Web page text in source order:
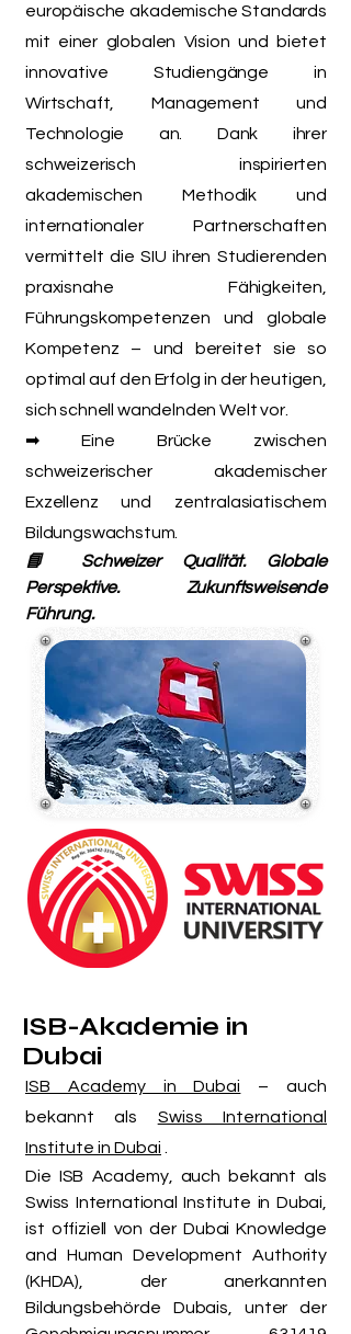
europäische akademische Standards
mit einer globalen Vision und bietet
innovative Studiengänge in
Wirtschaft, Management und
Technologie an. Dank ihrer
schweizerisch inspirierten
akademischen Methodik und
internationaler Partnerschaften
vermittelt die SIU ihren Studierenden
praxisnahe Fähigkeiten,
Führungskompetenzen und globale
Kompetenz – und bereitet sie so
optimal auf den Erfolg in der heutigen,
sich schnell wandelnden Welt vor.
➡ Eine Brücke zwischen
schweizerischer akademischer
Exzellenz und zentralasiatischem
Bildungswachstum.
📘 Schweizer Qualität. Globale
Perspektive. Zukunftsweisende
Führung.
ISB-Akademie in
Dubai
ISB Academy in Dubai – auch
bekannt als Swiss International
Institute in Dubai
Die ISB Academy, auch bekannt als
Swiss International Institute in Dubai,
ist offiziell von der Dubai Knowledge
and Human Development Authority
(KHDA), der anerkannten
Bildungsbehörde Dubais, unter der